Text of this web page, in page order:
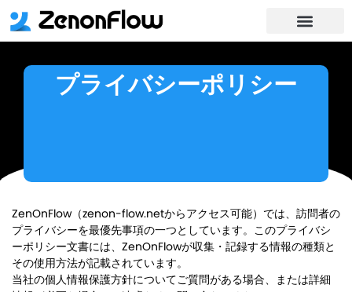
プライバシーポリシー
ZenOnFlow（zenon-flow.netからアクセス可能）では、訪問者の
プライバシーを最優先事項の一つとしています。このプライバシ
ーポリシー文書には、ZenOnFlowが収集・記録する情報の種類と
その使用方法が記載されています。
当社の個人情報保護方針についてご質問がある場合、または詳細